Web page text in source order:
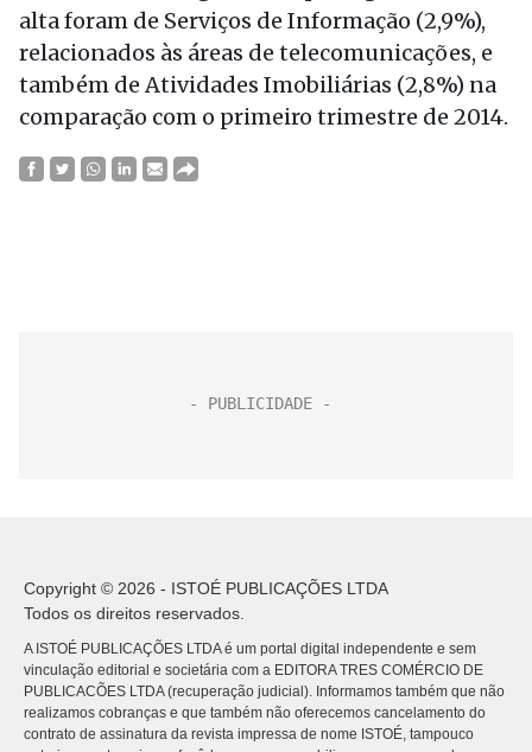
alta foram de Serviços de Informação (2,9%),
relacionados às áreas de telecomunicações, e
também de Atividades Imobiliárias (2,8%) na
comparação com o primeiro trimestre de 2014.
Copyright © 2026 - ISTOÉ PUBLICAÇÕES LTDA
Todos os direitos reservados.
A ISTOÉ PUBLICAÇÕES LTDA é um portal digital independente e sem
vinculação editorial e societária com a EDITORA TRES COMÉRCIO DE
PUBLICACÕES LTDA (recuperação judicial). Informamos também que não
realizamos cobranças e que também não oferecemos cancelamento do
contrato de assinatura da revista impressa de nome ISTOÉ, tampouco